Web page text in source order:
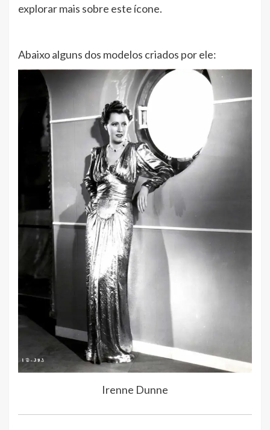
explorar mais sobre este ícone.
Abaixo alguns dos modelos criados por ele:
Irenne Dunne